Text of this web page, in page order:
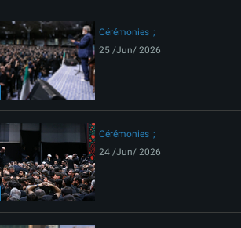
Cérémonies
25 /Jun/ 2026
Cérémonies
24 /Jun/ 2026